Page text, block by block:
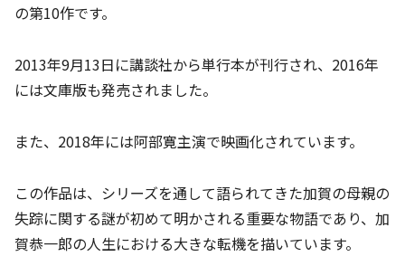
の第10作です。
2013年9月13日に講談社から単行本が刊行され、2016年
には文庫版も発売されました。
また、2018年には阿部寛主演で映画化されています。
この作品は、シリーズを通して語られてきた加賀の母親の
失踪に関する謎が初めて明かされる重要な物語であり、加
賀恭一郎の人生における大きな転機を描いています。